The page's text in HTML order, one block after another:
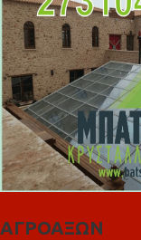
ΑΓΡΟΑΞΩΝ